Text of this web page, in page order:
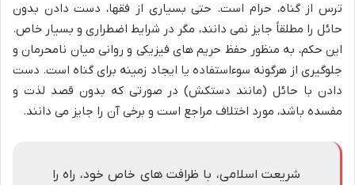
ترس از گناه، حرام است. حتی بسیاری از فقها، دست دادن بدون
حائل را مطلقاً جایز نمی دانند، مگر در شرایط اضطراری و بسیار خاص.
این حکم، به منظور حفظ حریم های فیزیکی و روانی میان نامحرمان و
جلوگیری از هرگونه سوءاستفاده یا ایجاد زمینه برای گناه است. دست
دادن با حائل (مانند دستکش) در صورتی که بدون قصد لذت و
مفسده باشد، مورد اختلاف مراجع است و برخی آن را جایز می دانند.
شریعت اسلامی، با ظرافت های خاص خود، راه را